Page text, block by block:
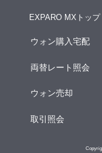
EXPARO MXトップ
ウォン購入宅配
両替レート照会
ウォン売却
取引照会